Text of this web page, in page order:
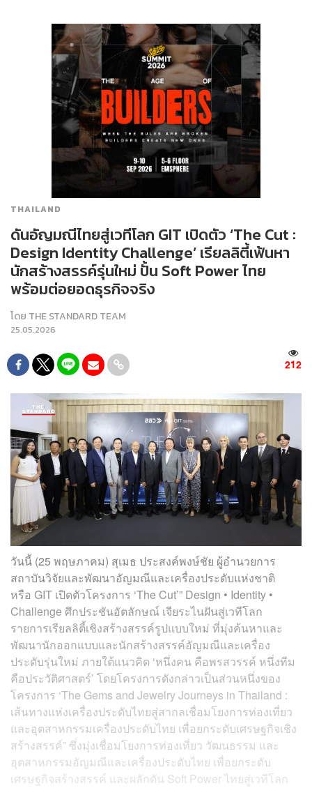
THAILAND
ดันอัญมณีไทยสู่เวทีโลก GIT เปิดตัว ‘The Cut :
Design Identity Challenge’ เรียลลิตี้เฟ้นหา
นักสร้างสรรค์รุ่นใหม่ ปั้น Soft Power ไทย
พร้อมต่อยอดธุรกิจจริง
โดย THE STANDARD TEAM
25.05.2026
212
วันนี้ (25 พฤษภาคม) สุเมธ ประสงค์พงษ์ชัย ผู้อำนวยการ
สถาบันวิจัยและพัฒนาอัญมณีและเครื่องประดับแห่งชาติ
หรือ GIT เปิดตัวโครงการ ‘The Cut’” Design • Identity •
Challenge ศึกประชันอัตลักษณ์ เจียระไนฝันสู่เวทีโลก
รายการเรียลลิตี้เชิงสร้างสรรค์รูปแบบใหม่ ที่มุ่งค้นหาและ
พัฒนานักออกแบบและนักสร้างสรรค์อัญมณีและเครื่อง
ประดับรุ่นใหม่ ภายใต้แนวคิด ‘หนึ่งคน คือพรสวรรค์ หนึ่งทีม
คือประวัติศาสตร์’ โดยโครงการดังกล่าวเป็นส่วนหนึ่งของ
โครงการ ‘The Gems and Jewelry Journeys in Thailand :
เส้นทางแห่งเครื่องประดับไทยสู่สากลเชื่อมโยงการท่องเที่ยว
และอุตสาหกรรมเครื่องประดับไทย เพื่อยกระดับเศรษฐกิจเชิง
สร้างสรรค์” ซึ่งมุ่งเชื่อมโยงการท่องเที่ยว วัฒนธรรม และ
อุตสาหกรรมอัญมณีและเครื่องประดับไทย เพื่อยกระดับ
เศรษฐกิจสร้างสรรค์ และผลักดัน Soft Power ไทยสู่เวทีโลก